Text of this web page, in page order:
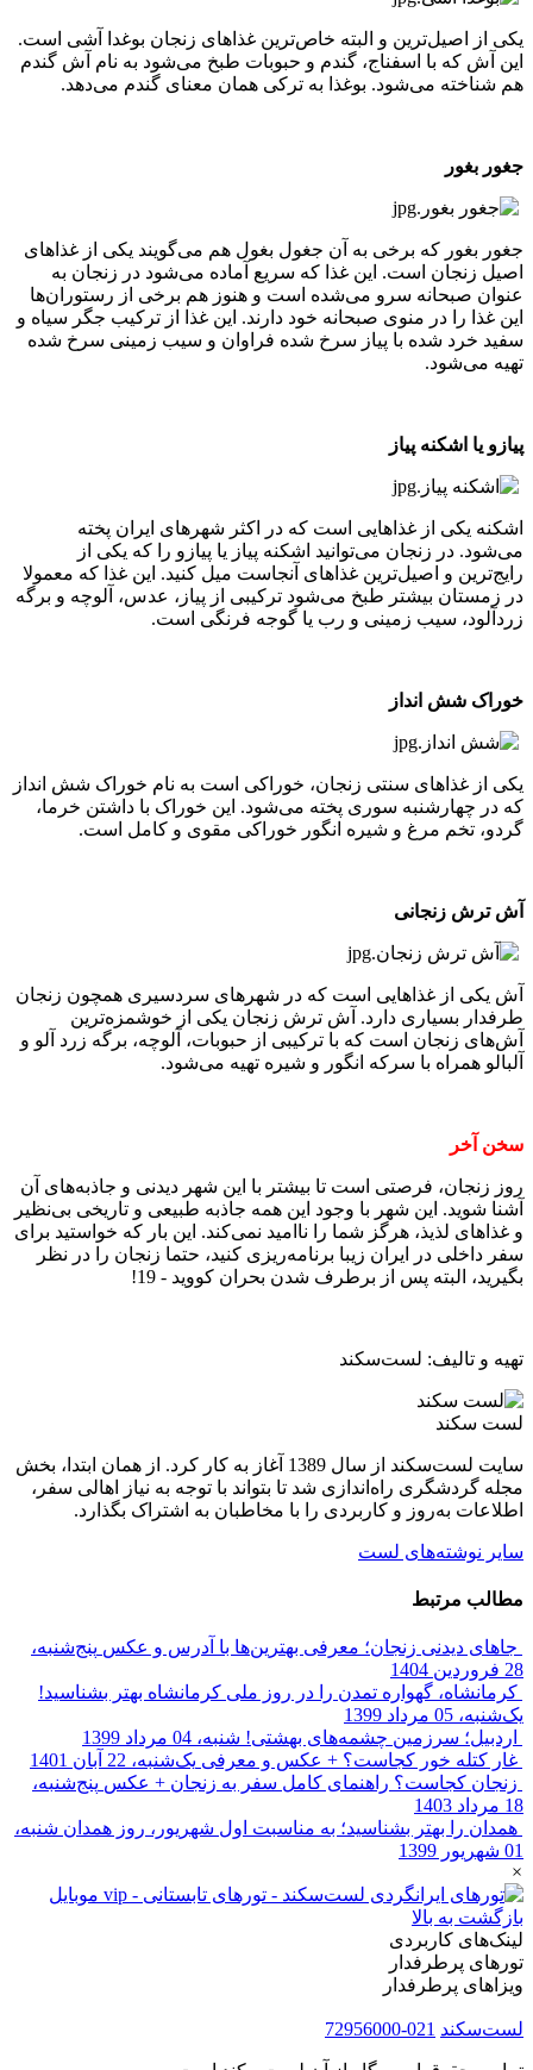
یکی از اصیل‌ترین و البته خاص‌ترین غذاهای زنجان بوغدا آشی است.
این آش که با اسفناج، گندم و حبوبات طبخ می‌شود به نام آش گندم
هم شناخته می‌شود. بوغذا به ترکی همان معنای گندم می‌دهد.
جغور بغور
جغور بغور که برخی به آن جغول بغول هم می‌گویند یکی از غذاهای
اصیل زنجان است. این غذا که سریع آماده می‌شود در زنجان به
عنوان صبحانه سرو می‌شده است و هنوز هم برخی از رستوران‌ها
این غذا را در منوی صبحانه خود دارند. این غذا از ترکیب جگر سیاه و
سفید خرد شده با پیاز سرخ شده فراوان و سیب زمینی سرخ شده
تهیه می‌شود.
پیازو یا اشکنه پیاز
اشکنه یکی از غذاهایی است که در اکثر شهرهای ایران پخته
می‌شود. در زنجان می‌توانید اشکنه پیاز یا پیازو را که یکی از
رایج‌ترین و اصیل‌ترین غذاهای آنجاست میل کنید. این غذا که معمولا
در زمستان بیشتر طبخ می‌شود ترکیبی از پیاز، عدس، آلوچه و برگه
زردآلود، سیب زمینی و رب یا گوجه فرنگی است.
خوراک شش انداز
یکی از غذاهای سنتی زنجان، خوراکی است به نام خوراک شش انداز
که در چهارشنبه سوری پخته می‌شود. این خوراک با داشتن خرما،
گردو، تخم مرغ و شیره انگور خوراکی مقوی و کامل است.
آش ترش زنجانی
آش یکی از غذاهایی است که در شهرهای سردسیری همچون زنجان
طرفدار بسیاری دارد. آش ترش زنجان یکی از خوشمزه‌ترین
آش‌های زنجان است که با ترکیبی از حبوبات، آلوچه، برگه زرد آلو و
آلبالو همراه با سرکه انگور و شیره تهیه می‌شود.
سخن آخر
روز زنجان، فرصتی است تا بیشتر با این شهر دیدنی و جاذبه‌های آن
آشنا شوید. این شهر با وجود این همه جاذبه طبیعی و تاریخی بی‌نظیر
و غذاهای لذیذ، هرگز شما را ناامید نمی‌کند. این بار که خواستید برای
سفر داخلی در ایران زیبا برنامه‌ریزی کنید، حتما زنجان را در نظر
بگیرید، البته پس از برطرف شدن بحران کووید - 19!
تهیه و تالیف: لست‌سکند
لست سکند
سایت لست‌سکند از سال 1389 آغاز به کار کرد. از همان ابتدا، بخش
مجله گردشگری راه‌اندازی شد تا بتواند با توجه به نیاز اهالی سفر،
اطلاعات به‌روز و کاربردی را با مخاطبان به اشتراک بگذارد.
سایر نوشته‌های لست
مطالب مرتبط
جاهای دیدنی زنجان؛ معرفی بهترین‌ها با آدرس و عکس پنج‌شنبه،
28 فروردین 1404
کرمانشاه، گهواره تمدن را در روز ملی کرمانشاه بهتر بشناسید!
یک‌شنبه، 05 مرداد 1399
اردبیل؛ سرزمین چشمه‌های بهشتی! شنبه، 04 مرداد 1399
غار کتله خور کجاست؟ + عکس و معرفی یک‌شنبه، 22 آبان 1401
زنجان کجاست؟ راهنمای کامل سفر به زنجان + عکس پنج‌شنبه،
18 مرداد 1403
همدان را بهتر بشناسید؛ به مناسبت اول شهریور، روز همدان شنبه،
01 شهریور 1399
×
بازگشت به بالا
لینک‌های کاربردی
تورهای پرطرفدار
ویزاهای پرطرفدار
لست‌سکند 021-72956000